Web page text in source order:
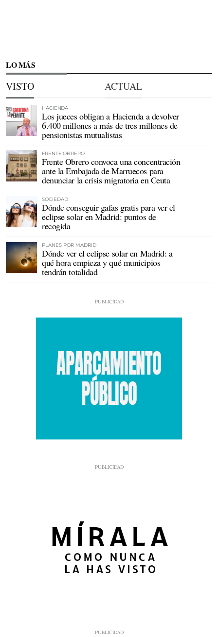
LO MÁS
VISTO ACTUAL
HACIENDA
Los jueces obligan a Hacienda a devolver
6.400 millones a más de tres millones de
pensionistas mutualistas
FRENTE OBRERO
Frente Obrero convoca una concentración
ante la Embajada de Marruecos para
denunciar la crisis migratoria en Ceuta
SOCIEDAD
Dónde conseguir gafas gratis para ver el
eclipse solar en Madrid: puntos de
recogida
PLANES POR MADRID
Dónde ver el eclipse solar en Madrid: a
qué hora empieza y qué municipios
tendrán totalidad